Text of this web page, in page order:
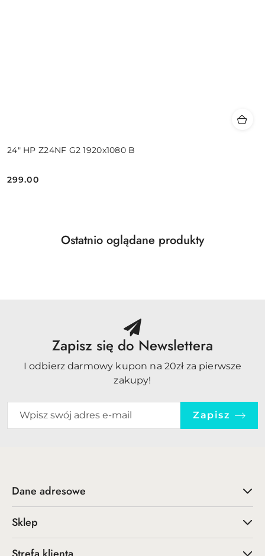
24" HP Z24NF G2 1920x1080 B
Cena:
299.00
Pomiń karuzelę produktów
Produkty
Ostatnio oglądane produkty
Zapisz się do Newslettera
I odbierz darmowy kupon na 20zł za pierwsze
zakupy!
Zapisz
Dane adresowe
Sklep